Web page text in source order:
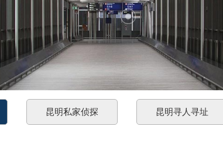
昆明私家侦探 昆明寻人寻址